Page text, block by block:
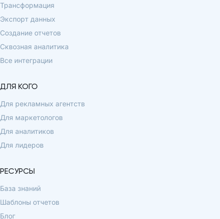
Трансформация
Экспорт данных
Создание отчетов
Сквозная аналитика
Все интеграции
ДЛЯ КОГО
Для рекламных агентств
Для маркетологов
Для аналитиков
Для лидеров
РЕСУРСЫ
База знаний
Шаблоны отчетов
Блог